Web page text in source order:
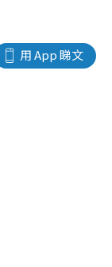
用 App 睇文